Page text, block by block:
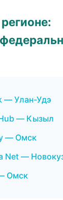
— Улан-Удэ
— Кызыл
— Омск
Net —
Омск